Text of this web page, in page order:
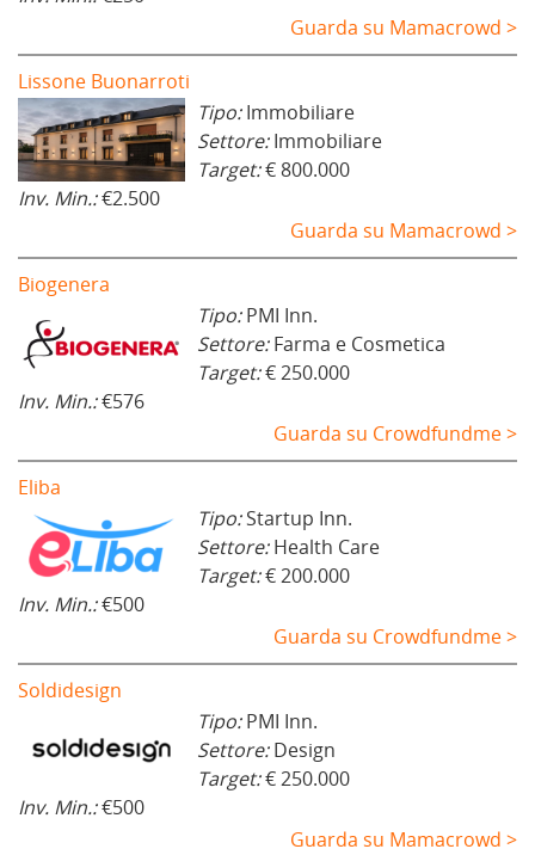
Guarda su Mamacrowd >
Lissone Buonarroti
Tipo:Immobiliare
Settore:Immobiliare
Target:€ 800.000
Inv. Min.:€2.500
Guarda su Mamacrowd >
Biogenera
Tipo:PMI Inn.
Settore:Farma e Cosmetica
Target:€ 250.000
Inv. Min.:€576
Guarda su Crowdfundme >
Eliba
Tipo:Startup Inn.
Settore:Health Care
Target:€ 200.000
Inv. Min.:€500
Guarda su Crowdfundme >
Soldidesign
Tipo:PMI Inn.
Settore:Design
Target:€ 250.000
Inv. Min.:€500
Guarda su Mamacrowd >